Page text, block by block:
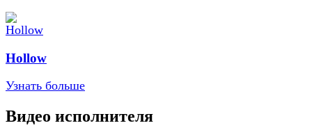
Hollow
Узнать больше
Видео исполнителя